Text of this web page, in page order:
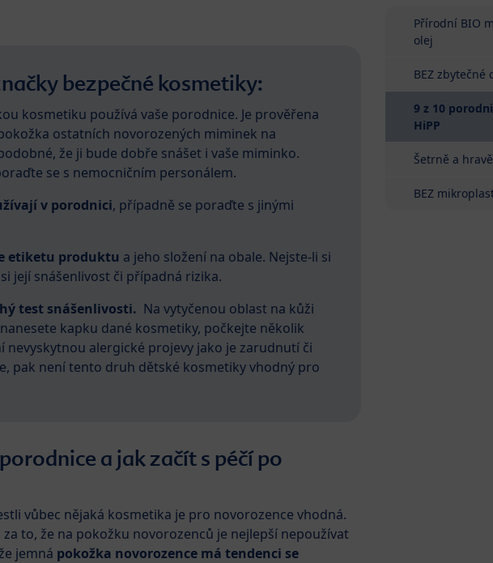
bezpečné kosmetiky:
kosmetiku používá vaše porodnice. Je prověřena
ostatních novorozených miminek na
že ji bude dobře snášet i vaše miminko.
se s nemocničním personálem.
v porodnici, případně se poraďte s jinými
etiketu produktu a jeho složení na obale. Nejste-li si
její snášenlivost či případná rizika.
test snášenlivosti. Na vytyčenou oblast na kůži
kapku dané kosmetiky, počkejte několik
nevyskytnou alergické projevy jako je zarudnutí či
pak není tento druh dětské kosmetiky vhodný pro
a jak začít s péčí po
vůbec nějaká kosmetika je pro novorozence vhodná.
to, že na pokožku novorozenců je nejlepší nepoužívat
jemná pokožka novorozence má tendenci se
Přírodní BIO
olej
BEZ zbytečné
9 z 10
HiPP
Šetrně a
BEZ